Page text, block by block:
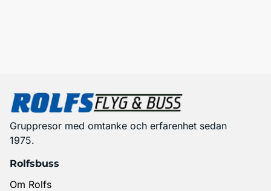
Gruppresor med omtanke och erfarenhet sedan
1975.
Rolfsbuss
Om Rolfs